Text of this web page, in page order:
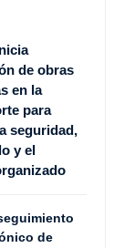
de obras
en la
para
seguridad,
y el
de